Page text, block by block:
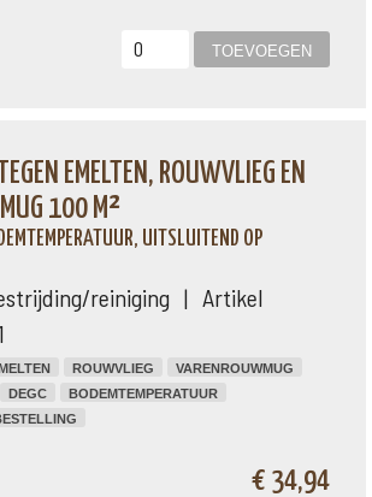
EMELTEN, ROUWVLIEG EN
100 M²
UITSLUITEND OP
reiniging | Artikel
ROUWVLIEG
VARENROUWMUG
DEGC
BODEMTEMPERATUUR
€ 34,94